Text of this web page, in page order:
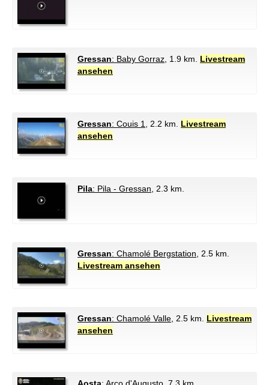
Gressan: Baby Gorraz , 1.9 km. Livestream
ansehen
Gressan: Couis 1 , 2.2 km. Livestream
ansehen
Pila: Pila - Gressan , 2.3 km.
Gressan: Chamolé Bergstation , 2.5 km.
Livestream ansehen
Gressan: Chamolé Valle , 2.5 km. Livestream
ansehen